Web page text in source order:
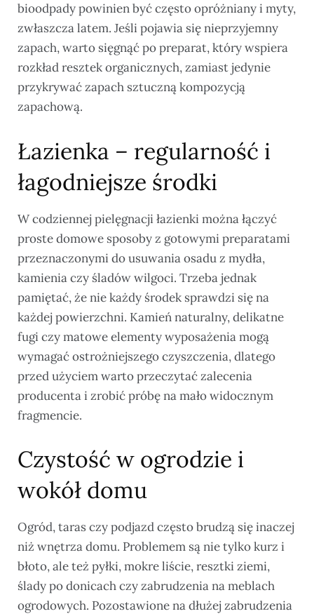
bioodpady powinien być często opróżniany i myty,
zwłaszcza latem. Jeśli pojawia się nieprzyjemny
zapach, warto sięgnąć po preparat, który wspiera
rozkład resztek organicznych, zamiast jedynie
przykrywać zapach sztuczną kompozycją
zapachową.
Łazienka – regularność i
łagodniejsze środki
W codziennej pielęgnacji łazienki można łączyć
proste domowe sposoby z gotowymi preparatami
przeznaczonymi do usuwania osadu z mydła,
kamienia czy śladów wilgoci. Trzeba jednak
pamiętać, że nie każdy środek sprawdzi się na
każdej powierzchni. Kamień naturalny, delikatne
fugi czy matowe elementy wyposażenia mogą
wymagać ostrożniejszego czyszczenia, dlatego
przed użyciem warto przeczytać zalecenia
producenta i zrobić próbę na mało widocznym
fragmencie.
Czystość w ogrodzie i
wokół domu
Ogród, taras czy podjazd często brudzą się inaczej
niż wnętrza domu. Problemem są nie tylko kurz i
błoto, ale też pyłki, mokre liście, resztki ziemi,
ślady po donicach czy zabrudzenia na meblach
ogrodowych. Pozostawione na dłużej zabrudzenia